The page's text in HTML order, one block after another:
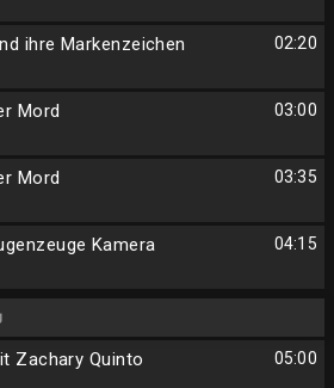
02:20
ihre Markenzeichen
03:00
Mord
03:35
Mord
04:15
Kamera
05:00
Zachary Quinto